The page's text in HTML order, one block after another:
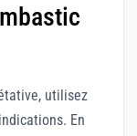
utilisez
En